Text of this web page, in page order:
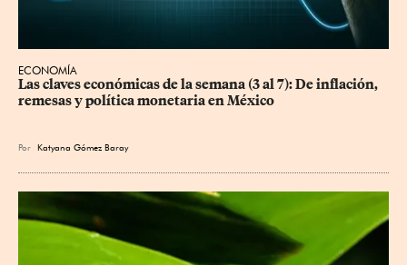
ECONOMÍA
Las claves económicas de la semana (3 al 7): De inflación,
remesas y política monetaria en México
Por Katyana Gómez Baray